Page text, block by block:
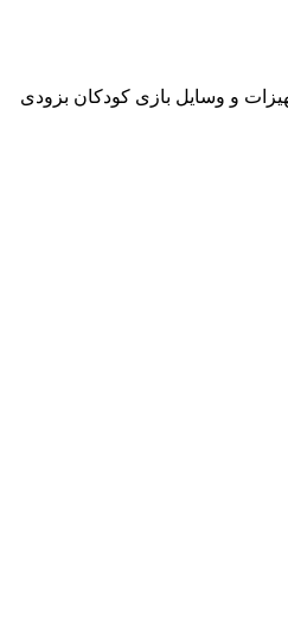
نصب تجهیزات و وسایل بازی کودکان بزودی